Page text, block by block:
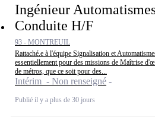
Ingénieur
Conduite H/F
93 - MONTREUIL
Rattaché.e à l'équipe Signalisation et
essentiellement pour des missions de Maîtrise
de métros, que ce soit pour des...
Intérim - Non renseigné
Publié il y a plus de 30 jours